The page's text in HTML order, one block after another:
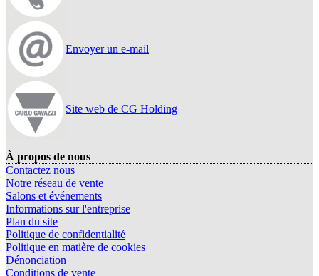
Envoyer un e-mail
Site web de CG Holding
À propos de nous
Contactez nous
Notre réseau de vente
Salons et événements
Informations sur l'entreprise
Plan du site
Politique de confidentialité
Politique en matière de cookies
Dénonciation
Conditions de vente